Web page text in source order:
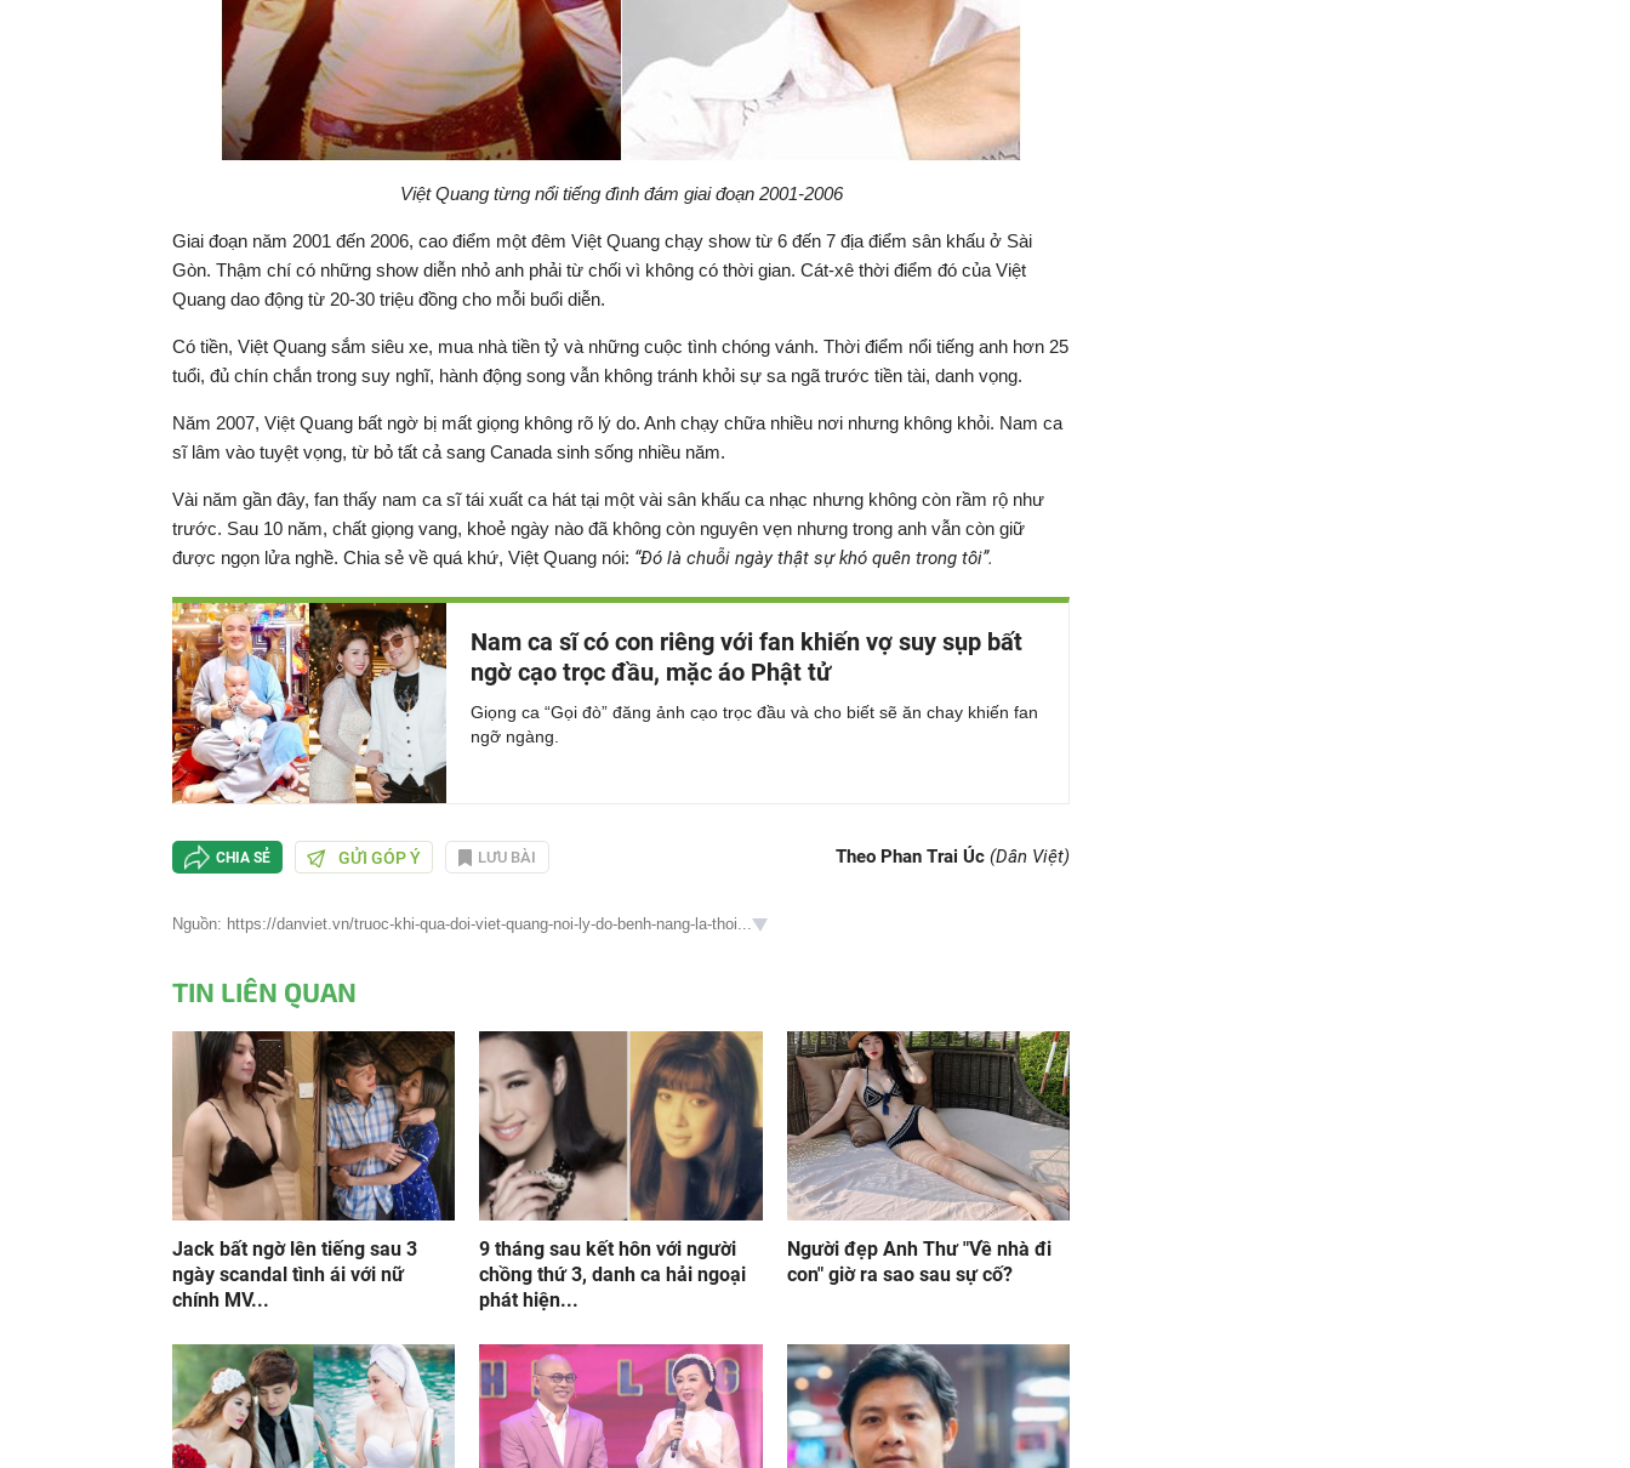
Việt Quang từng nổi tiếng đình đám giai đoạn 2001-2006
Giai đoạn năm 2001 đến 2006, cao điểm một đêm Việt Quang chạy show từ 6 đến 7 địa điểm sân khấu ở Sài
Gòn. Thậm chí có những show diễn nhỏ anh phải từ chối vì không có thời gian. Cát-xê thời điểm đó của Việt
Quang dao động từ 20-30 triệu đồng cho mỗi buổi diễn.
Có tiền, Việt Quang sắm siêu xe, mua nhà tiền tỷ và những cuộc tình chóng vánh. Thời điểm nổi tiếng anh hơn 25
tuổi, đủ chín chắn trong suy nghĩ, hành động song vẫn không tránh khỏi sự sa ngã trước tiền tài, danh vọng.
Năm 2007, Việt Quang bất ngờ bị mất giọng không rõ lý do. Anh chạy chữa nhiều nơi nhưng không khỏi. Nam ca
sĩ lâm vào tuyệt vọng, từ bỏ tất cả sang Canada sinh sống nhiều năm.
Vài năm gần đây, fan thấy nam ca sĩ tái xuất ca hát tại một vài sân khấu ca nhạc nhưng không còn rầm rộ như
trước. Sau 10 năm, chất giọng vang, khoẻ ngày nào đã không còn nguyên vẹn nhưng trong anh vẫn còn giữ
được ngọn lửa nghề. Chia sẻ về quá khứ, Việt Quang nói: “Đó là chuỗi ngày thật sự khó quên trong tôi”.
Nam ca sĩ có con riêng với fan khiến vợ suy sụp bất
ngờ cạo trọc đầu, mặc áo Phật tử
Giọng ca “Gọi đò” đăng ảnh cạo trọc đầu và cho biết sẽ ăn chay khiến fan
ngỡ ngàng.
CHIA SẺ GỬI GÓP Ý LƯU BÀI Theo Phan Trai Úc (Dân Việt)
Nguồn: https://danviet.vn/truoc-khi-qua-doi-viet-quang-noi-ly-do-benh-nang-la-thoi...
TIN LIÊN QUAN
Jack bất ngờ lên tiếng sau 3
ngày scandal tình ái với nữ
chính MV...
9 tháng sau kết hôn với người
chồng thứ 3, danh ca hải ngoại
phát hiện...
Người đẹp Anh Thư "Về nhà đi
con" giờ ra sao sau sự cố?